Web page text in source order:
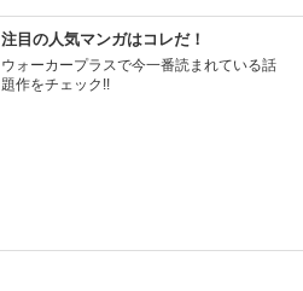
注目の人気マンガはコレだ！
ウォーカープラスで今一番読まれている話
題作をチェック!!